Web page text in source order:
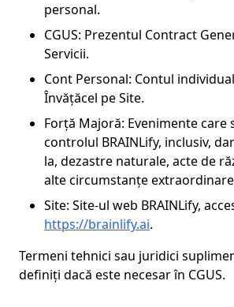
personal.
CGUS: Prezentul Contract
Servicii.
Cont Personal: Contul
Învățăcel pe Site.
Forță Majoră: Evenimente care
controlul BRAINLify, inclusiv,
la, dezastre naturale, acte de
alte circumstanțe
Site: Site-ul web BRAINLify,
https://brainlify.ai.
Termeni tehnici sau juridici
definiți dacă este necesar în CGUS.